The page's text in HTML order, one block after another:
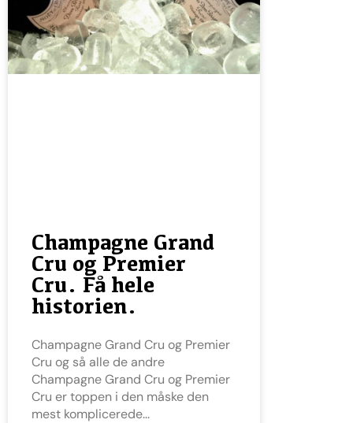
Champagne Grand
Cru og Premier
Cru. Få hele
historien.
Champagne Grand Cru og Premier
Cru og så alle de andre
Champagne Grand Cru og Premier
Cru er toppen i den måske den
mest komplicerede